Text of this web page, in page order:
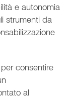
e autonomia
strumenti da
consentire
al